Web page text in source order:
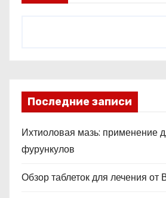
Последние записи
Ихтиоловая мазь: применение
фурункулов
Обзор таблеток для лечения от